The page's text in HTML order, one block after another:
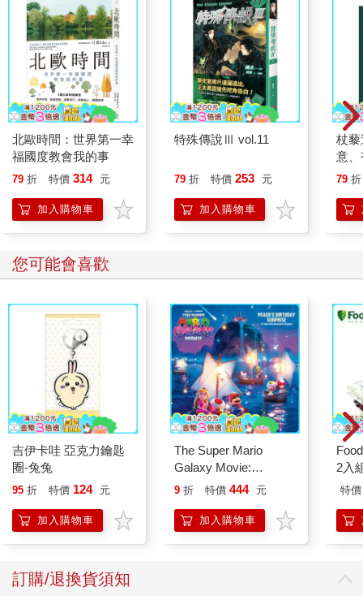
北歐時間：世界第一幸
福國度教會我的事
79 折 特價 314 元
加入購物車
特殊傳說Ⅲ vol.11
79 折 特價 253 元
加入購物車
杖
意
恭
79 折
您可能會喜歡
吉伊卡哇 亞克力鑰匙
圈-兔兔
95 折 特價 124 元
加入購物車
The Super Mario
Galaxy Movie:
Peach`s Birthday
Mario Galaxy Movie
Storybook
9 折 特價 444 元
加入購物車
2入
特價
訂購/退換貨須知